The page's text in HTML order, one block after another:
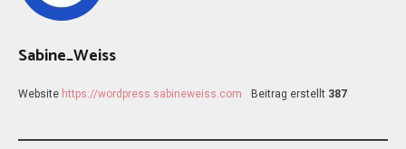
Sabine_Weiss
Website https://wordpress.sabineweiss.com Beitrag erstellt 387